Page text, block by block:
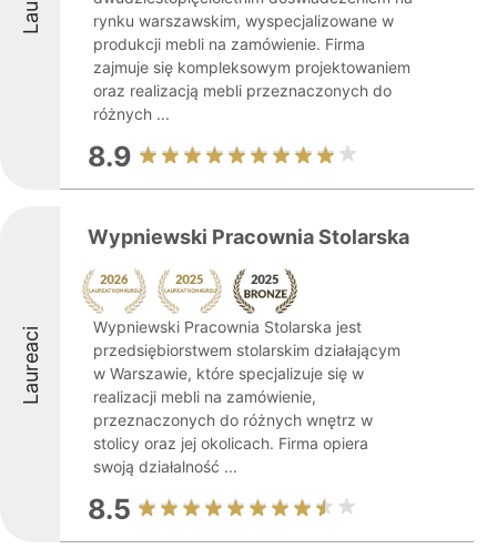
rynku warszawskim, wyspecjalizowane w
produkcji mebli na zamówienie. Firma
zajmuje się kompleksowym projektowaniem
oraz realizacją mebli przeznaczonych do
różnych ...
8.9
Laureaci
Wypniewski Pracownia Stolarska
Wypniewski Pracownia Stolarska jest
przedsiębiorstwem stolarskim działającym
w Warszawie, które specjalizuje się w
realizacji mebli na zamówienie,
przeznaczonych do różnych wnętrz w
stolicy oraz jej okolicach. Firma opiera
swoją działalność ...
8.5